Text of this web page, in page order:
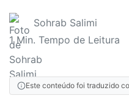
Sohrab Salimi
1 Min. Tempo de Leitura
Este conteúdo foi traduzido